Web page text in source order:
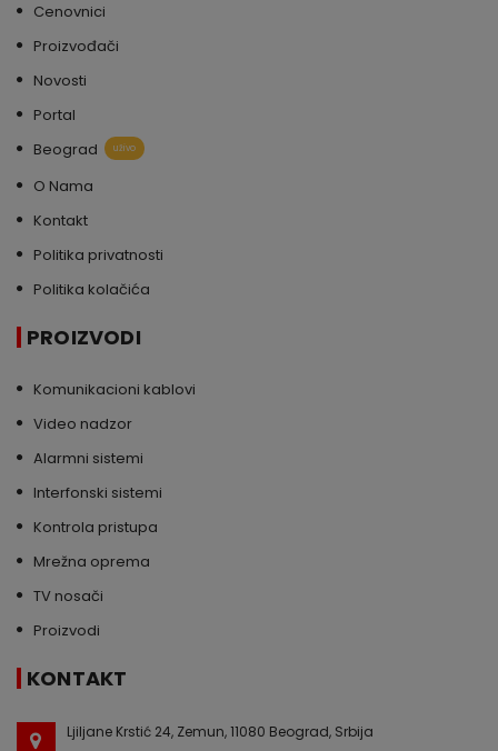
Cenovnici
Proizvođači
Novosti
Portal
Beograd
uživo
O Nama
Kontakt
Politika privatnosti
Politika kolačića
PROIZVODI
Komunikacioni kablovi
Video nadzor
Alarmni sistemi
Interfonski sistemi
Kontrola pristupa
Mrežna oprema
TV nosači
Proizvodi
KONTAKT
Ljiljane Krstić 24, Zemun, 11080 Beograd, Srbija